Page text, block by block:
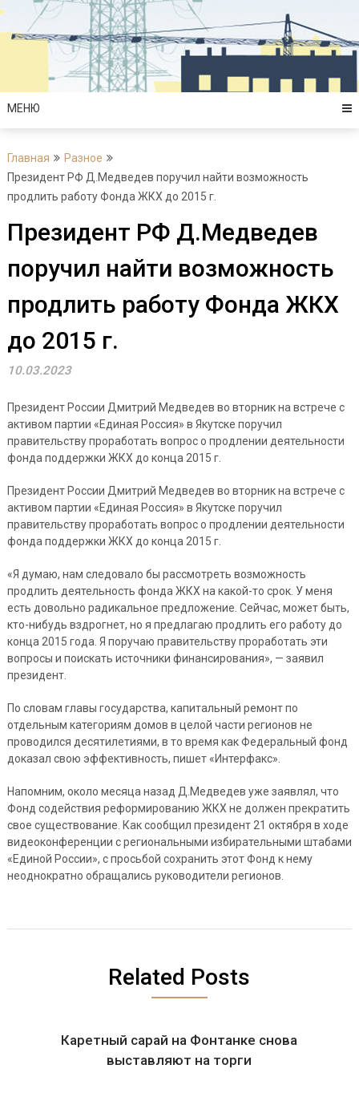
Перейти
содержимому
МЕНЮ
Главная
Разное
Президент РФ Д.Медведев поручил найти возможность
продлить работу Фонда ЖКХ до 2015 г.
Президент РФ Д.Медведев
поручил найти возможность
продлить работу Фонда ЖКХ
до 2015 г.
10.03.2023
Президент России Дмитрий Медведев во вторник на встрече с
активом партии «Единая Россия» в Якутске поручил
правительству проработать вопрос о продлении деятельности
фонда поддержки ЖКХ до конца 2015 г.
Президент России Дмитрий Медведев во вторник на встрече с
активом партии «Единая Россия» в Якутске поручил
правительству проработать вопрос о продлении деятельности
фонда поддержки ЖКХ до конца 2015 г.
«Я думаю, нам следовало бы рассмотреть возможность
продлить деятельность фонда ЖКХ на какой-то срок. У меня
есть довольно радикальное предложение. Сейчас, может быть,
кто-нибудь вздрогнет, но я предлагаю продлить его работу до
конца 2015 года. Я поручаю правительству проработать эти
вопросы и поискать источники финансирования», — заявил
президент.
По словам главы государства, капитальный ремонт по
отдельным категориям домов в целой части регионов не
проводился десятилетиями, в то время как Федеральный фонд
доказал свою эффективность, пишет «Интерфакс».
Напомним, около месяца назад Д.Медведев уже заявлял, что
Фонд содействия реформированию ЖКХ не должен прекратить
свое существование. Как сообщил президент 21 октября в ходе
видеоконференции с региональными избирательными штабами
«Единой России», с просьбой сохранить этот Фонд к нему
неоднократно обращались руководители регионов.
Related Posts
Каретный сарай на Фонтанке снова
выставляют на торги